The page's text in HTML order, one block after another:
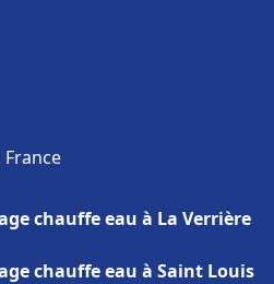
chauffe eau à La Verrière
chauffe eau à Saint Louis